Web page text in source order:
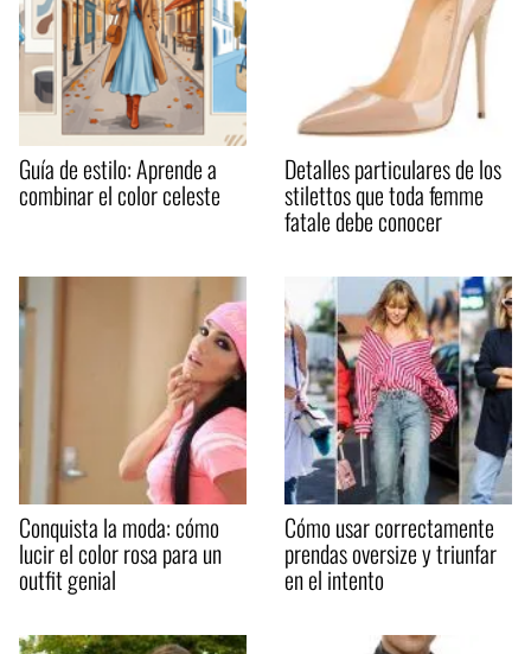
Guía de estilo: Aprende a
combinar el color celeste
Detalles particulares de los
stilettos que toda femme
fatale debe conocer
Conquista la moda: cómo
lucir el color rosa para un
outfit genial
Cómo usar correctamente
prendas oversize y triunfar
en el intento